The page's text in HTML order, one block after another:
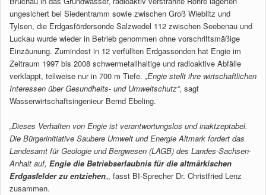
ungesichert bei Siedentramm sowie zwischen Groß Wieblitz und
Tylsen, die Erdgasfördersonde Salzwedel 112 zwischen Seebenau und
Luckau wurde wieder in Betrieb genommen ohne vorschriftsmäßige
Einzäunung. Zumindest in 12 verfüllten Erdgassonden hat Engie im
Zeitraum 1997 bis 2008 schwermetallhaltige und radioaktive Abfälle
verklappt, teilweise nur in 700 m Tiefe. „Engie stellt ihre wirtschaftlichen
Interessen über Gesundheits- und Umweltschutz“, sagt
Wasserwirtschaftsingenieur Bernd Ebeling.
„Dieses Verhalten von Engie ist verantwortungslos und inaktzeptabel.
Die Bürgerinitiative Saubere Umwelt und Energie Altmark fordert das
Landesamt für Geologie und Bergwesen (LAGB) des Landes-Sachsen-
Anhalt auf, Engie die Betriebserlaubnis für die altmärkischen
Erdgasfelder zu entziehen„, fasst BI-Sprecher Dr. Christfried Lenz
zusammen.